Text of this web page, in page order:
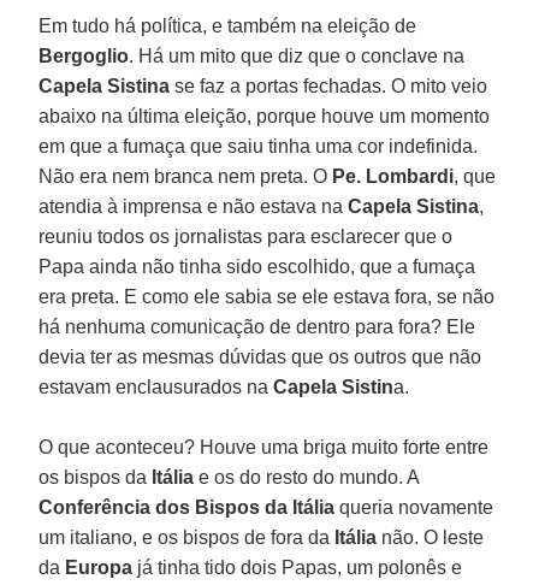
Em tudo há política, e também na eleição de
Bergoglio. Há um mito que diz que o conclave na
Capela Sistina se faz a portas fechadas. O mito veio
abaixo na última eleição, porque houve um momento
em que a fumaça que saiu tinha uma cor indefinida.
Não era nem branca nem preta. O Pe. Lombardi, que
atendia à imprensa e não estava naCapela Sistina,
reuniu todos os jornalistas para esclarecer que o
Papa ainda não tinha sido escolhido, que a fumaça
era preta. E como ele sabia se ele estava fora, se não
há nenhuma comunicação de dentro para fora? Ele
devia ter as mesmas dúvidas que os outros que não
estavam enclausurados naCapela Sistina.
O que aconteceu? Houve uma briga muito forte entre
os bispos da Itália e os do resto do mundo. A
Conferência dos Bispos da Itália queria novamente
um italiano, e os bispos de fora da Itália não. O leste
da Europa já tinha tido dois Papas, um polonês e